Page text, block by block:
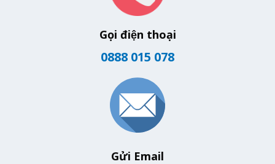
Gọi điện thoại
0888 015 078
Gửi Email